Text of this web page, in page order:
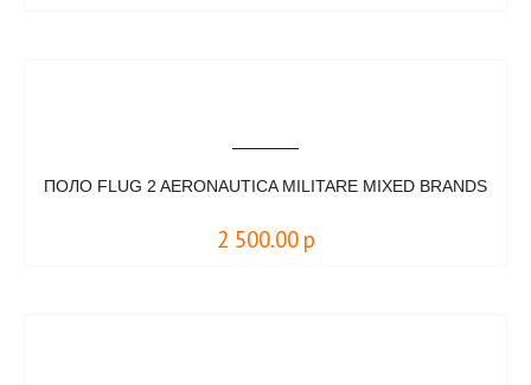
ПОЛО FLUG 2 AERONAUTICA MILITARE MIXED BRANDS
2 500.00 р